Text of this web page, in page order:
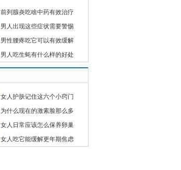
前列腺炎吃啥中药有效治疗
男人出现这些症状需要警惕
男性腰疼吃它可以有效缓解
男人吃生蚝有什么样的好处
女人护肤记住这六个小窍门
为什么现在的激素脸那么多
女人日常应该怎么保养卵巢
女人吃它能缓解更年期焦虑